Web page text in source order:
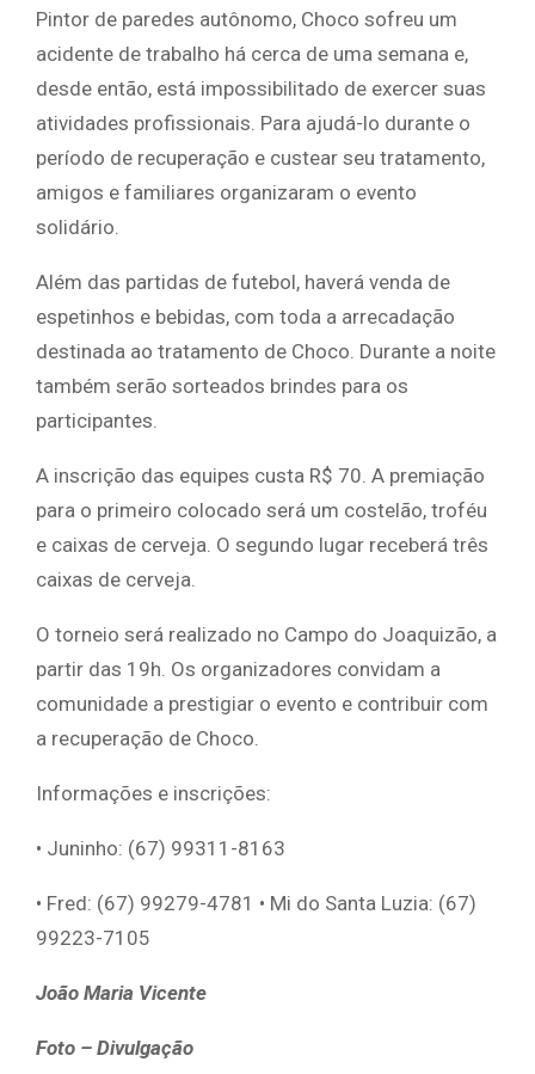
Pintor de paredes autônomo, Choco sofreu um
acidente de trabalho há cerca de uma semana e,
desde então, está impossibilitado de exercer suas
atividades profissionais. Para ajudá-lo durante o
período de recuperação e custear seu tratamento,
amigos e familiares organizaram o evento
solidário.
Além das partidas de futebol, haverá venda de
espetinhos e bebidas, com toda a arrecadação
destinada ao tratamento de Choco. Durante a noite
também serão sorteados brindes para os
participantes.
A inscrição das equipes custa R$ 70. A premiação
para o primeiro colocado será um costelão, troféu
e caixas de cerveja. O segundo lugar receberá três
caixas de cerveja.
O torneio será realizado no Campo do Joaquizão, a
partir das 19h. Os organizadores convidam a
comunidade a prestigiar o evento e contribuir com
a recuperação de Choco.
Informações e inscrições:
• Juninho: (67) 99311-8163
• Fred: (67) 99279-4781 • Mi do Santa Luzia: (67)
99223-7105
João Maria Vicente
Foto – Divulgação